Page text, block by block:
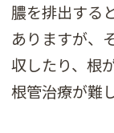
膿を排出する
ありますが、
収したり、根
根管治療が難